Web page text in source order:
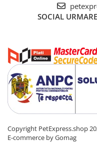
SOCIAL
Copyright PetExpress.shop
E-commerce by Gomag